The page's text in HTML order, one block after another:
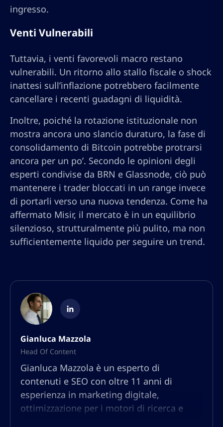
ingresso.
Venti Vulnerabili
Tuttavia, i venti favorevoli macro restano
vulnerabili. Un ritorno allo stallo fiscale o shock
inattesi sull’inflazione potrebbero facilmente
cancellare i recenti guadagni di liquidità.
Inoltre, poiché la rotazione istituzionale non
mostra ancora uno slancio duraturo, la fase di
consolidamento di Bitcoin potrebbe protrarsi
ancora per un po’. Secondo le opinioni degli
esperti condivise da BRN e Glassnode, ciò può
mantenere i trader bloccati in un range invece
di portarli verso una nuova tendenza. Come ha
affermato Misir, il mercato è in un equilibrio
silenzioso, strutturalmente più pulito, ma non
sufficientemente liquido per seguire un trend.
Gianluca Mazzola
Head Of Content
Gianluca Mazzola è un esperto di
contenuti e SEO con oltre 11 anni di
esperienza in marketing digitale,
ottimizzazione per i motori di ricerca e